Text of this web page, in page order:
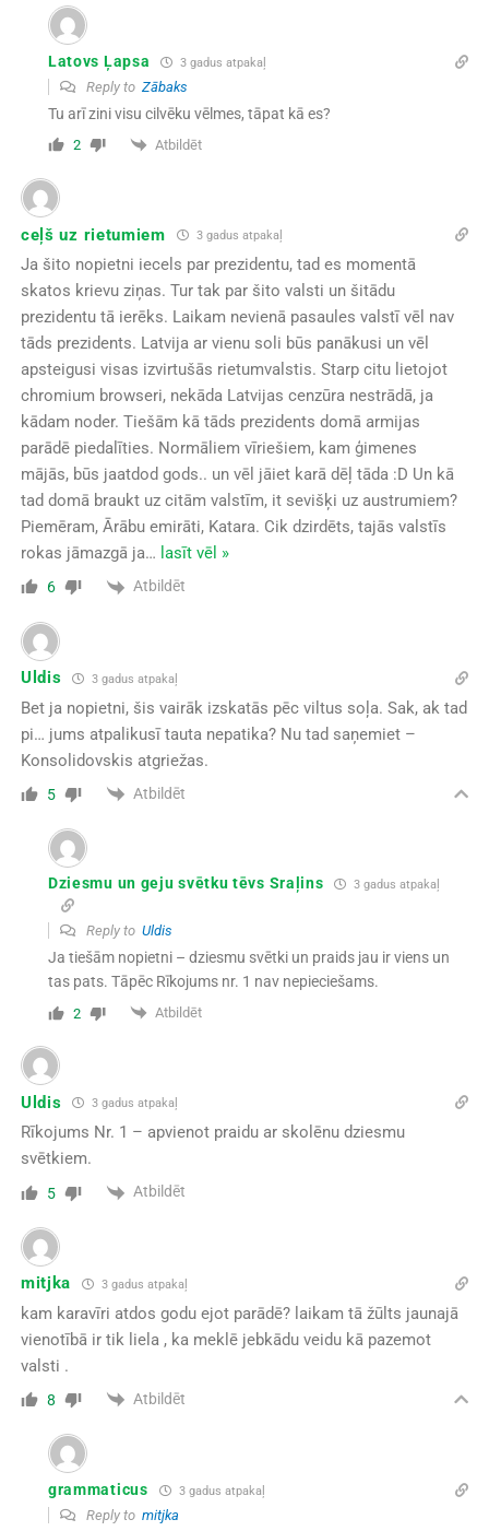
Latovs Ļapsa 3 gadus atpakaļ
Reply to Zābaks
Tu arī zini visu cilvēku vēlmes, tāpat kā es?
2 Atbildēt
ceļš uz rietumiem 3 gadus atpakaļ
Ja šito nopietni iecels par prezidentu, tad es momentā
skatos krievu ziņas. Tur tak par šito valsti un šitādu
prezidentu tā ierēks. Laikam nevienā pasaules valstī vēl nav
tāds prezidents. Latvija ar vienu soli būs panākusi un vēl
apsteigusi visas izvirtušās rietumvalstis. Starp citu lietojot
chromium browseri, nekāda Latvijas cenzūra nestrādā, ja
kādam noder. Tiešām kā tāds prezidents domā armijas
parādē piedalīties. Normāliem vīriešiem, kam ģimenes
mājās, būs jaatdod gods.. un vēl jāiet karā dēļ tāda :D Un kā
tad domā braukt uz citām valstīm, it sevišķi uz austrumiem?
Piemēram, Ārābu emirāti, Katara. Cik dzirdēts, tajās valstīs
rokas jāmazgā ja… lasīt vēl »
6 Atbildēt
Uldis 3 gadus atpakaļ
Bet ja nopietni, šis vairāk izskatās pēc viltus soļa. Sak, ak tad
pi… jums atpalikusī tauta nepatika? Nu tad saņemiet –
Konsolidovskis atgriežas.
5 Atbildēt
Dziesmu un geju svētku tēvs Sraļins 3 gadus atpakaļ
Reply to Uldis
Ja tiešām nopietni – dziesmu svētki un praids jau ir viens un
tas pats. Tāpēc Rīkojums nr. 1 nav nepieciešams.
2 Atbildēt
Uldis 3 gadus atpakaļ
Rīkojums Nr. 1 – apvienot praidu ar skolēnu dziesmu
svētkiem.
5 Atbildēt
mitjka 3 gadus atpakaļ
kam karavīri atdos godu ejot parādē? laikam tā žūlts jaunajā
vienotībā ir tik liela , ka meklē jebkādu veidu kā pazemot
valsti .
8 Atbildēt
grammaticus 3 gadus atpakaļ
Reply to mitjka